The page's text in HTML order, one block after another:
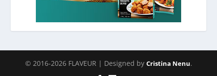
© 2016-2026 FLAVEUR | Designed by Cristina Nenu.